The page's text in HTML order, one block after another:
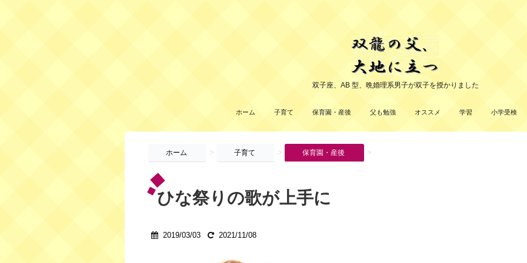
双子座、AB 型、晩婚理系男子が双子を授かりました
ホーム 子育て 保育園・産後 父も勉強 オススメ 学習 小学受検
ホーム > 子育て > 保育園・産後 >
ひな祭りの歌が上手に
2019/03/03 2021/11/08